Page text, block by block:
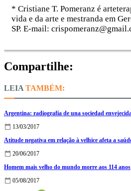
* Cristiane T. Pomeranz é
vida e da arte e mestranda em
SP. E-mail:
Compartilhe:
TAMBÉM:
Argentina: radiografía de una sociedad
13/03/2017
Atitude negativa em relação à velhice afeta a
20/06/2017
Homem mais velho do mundo morre aos 114 anos
05/08/2017